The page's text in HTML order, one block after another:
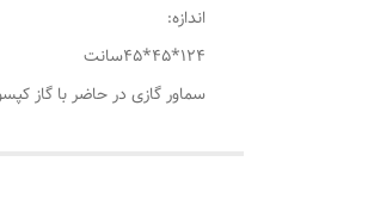
اندازه:
124*45*45سانت
سماور گازی در حاضر با گاز